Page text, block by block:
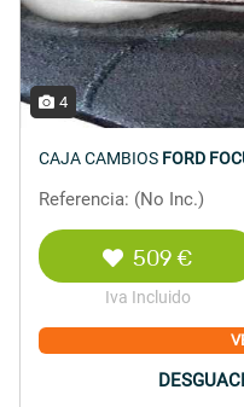
4
CAJA CAMBIOS FORD
Referencia: (No Inc.)
509 €
Iva Incluido